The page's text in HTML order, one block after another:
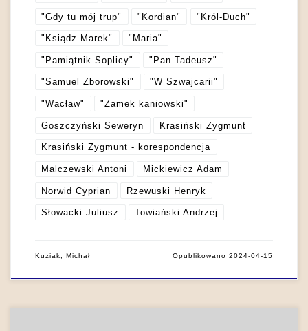
"Gdy tu mój trup" "Kordian" "Król-Duch"
"Ksiądz Marek" "Maria"
"Pamiątnik Soplicy" "Pan Tadeusz"
"Samuel Zborowski" "W Szwajcarii"
"Wacław" "Zamek kaniowski"
Goszczyński Seweryn Krasiński Zygmunt
Krasiński Zygmunt - korespondencja
Malczewski Antoni Mickiewicz Adam
Norwid Cyprian Rzewuski Henryk
Słowacki Juliusz Towiański Andrzej
Kuziak, Michał Opublikowano2024-04-15